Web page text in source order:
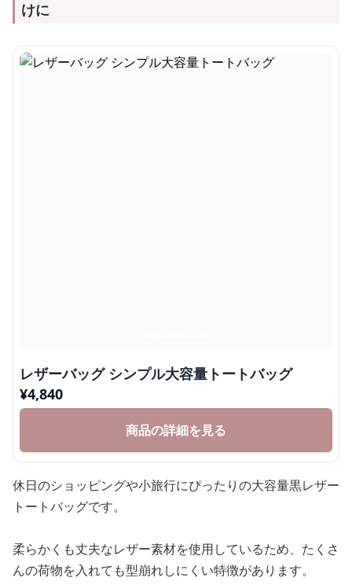
けに
レザーバッグ シンプル大容量トートバッグ
¥4,840
商品の詳細を見る
休日のショッピングや小旅行にぴったりの大容量黒レザー
トートバッグです。
柔らかくも丈夫なレザー素材を使用しているため、たくさ
んの荷物を入れても型崩れしにくい特徴があります。